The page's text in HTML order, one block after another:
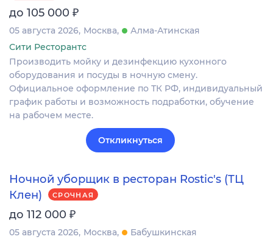
до 105 000 ₽
05 августа 2026 Москва
Алма-Атинская
Сити Ресторантс
Производить мойку и дезинфекцию кухонного
оборудования и посуды в ночную смену.
Официальное оформление по ТК РФ, индивидуальный
график работы и возможность подработки, обучение
на рабочем месте.
Откликнуться
Ночной уборщик в ресторан Rostic's (ТЦ
Клен)
СРОЧНАЯ
до 112 000 ₽
05 августа 2026 Москва
Бабушкинская